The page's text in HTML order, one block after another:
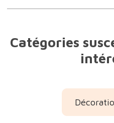
Catégories